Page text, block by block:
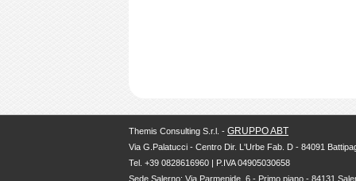
Themis Consulting S.r.l. - GRUPPO ABT
Via G.Palatucci - Centro Dir. L'Urbe Fab. D - 84091
Tel. +39 0828616960 | P.IVA 04905030658
Sede Salerno: Via Parmenide, 6 - Primo piano - 84131